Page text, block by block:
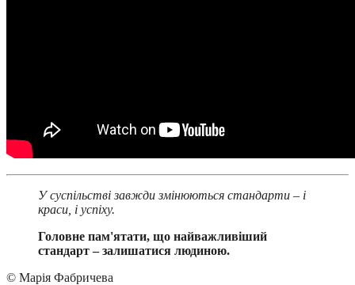
У суспільстві завжди змінюються стандарти – і
краси, і успіху.
Головне пам'ятати, що найважливіший
стандарт – залишатися людиною.
© Марія Фабричева